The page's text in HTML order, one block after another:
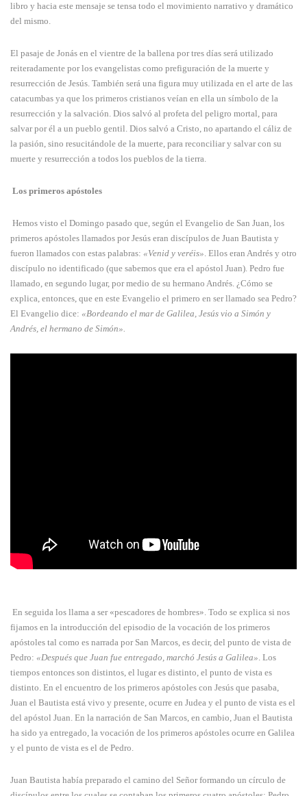
libro y hacia este mensaje se tensa todo el movimiento narrativo y dramático
del mismo.
El pasaje de Jonás en el vientre de la ballena por tres días será utilizado
reiteradamente por los evangelistas como prefiguración de la muerte y
resurrección de Jesús. También será una figura muy utilizada en el arte de las
catacumbas ya que los primeros cristianos veían en ella un símbolo de la
resurrección y la salvación. Dios salvó al profeta del peligro mortal, para
salvar por él a un pueblo gentil. Dios salvó a Cristo, no apartando el cáliz de
la pasión, sino resucitándole de la muerte, para reconciliar y salvar con su
muerte y resurrección a todos los pueblos de la tierra.
Los primeros apóstoles
Hemos visto el Domingo pasado que, según el Evangelio de San Juan, los
primeros apóstoles llamados por Jesús eran discípulos de Juan Bautista y
fueron llamados con estas palabras: «Venid y veréis». Ellos eran Andrés y otro
discípulo no identificado (que sabemos que era el apóstol Juan). Pedro fue
llamado, en segundo lugar, por medio de su her­mano Andrés. ¿Cómo se
explica, entonces, que en este Evangelio el primero en ser llamado sea Pedro?
El Evangelio dice: «Bor­deando el mar de Galilea, Jesús vio a Simón y
Andrés, el hermano de Simón».
En seguida los llama a ser «pescadores de hombres». Todo se explica si nos
fijamos en la introducción del episodio de la vocación de los primeros
apóstoles tal como es narrada por San Marcos, es decir, del punto de vista de
Pedro: «Des­pués que Juan fue entregado, marchó Jesús a Galilea». Los
tiempos entonces son distintos, el lugar es distinto, el punto de vista es
distinto. En el encuentro de los primeros apóstoles con Jesús que pasaba,
Juan el Bautista está vivo y presente, ocurre en Judea y el punto de vista es el
del apóstol Juan. En la narración de San Mar­cos, en cambio, Juan el Bautista
ha sido ya entre­gado, la vocación de los prime­ros apóstoles ocurre en Gali­lea
y el punto de vista es el de Pedro.
Juan Bautista había preparado el camino del Señor formando un círculo de